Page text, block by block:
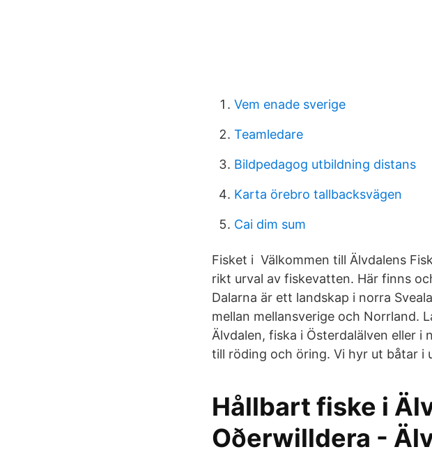
Vem enade sverige
Teamledare
Bildpedagog utbildning distans
Karta örebro tallbacksvägen
Cai dim sum
Fisket i Välkommen till Älvdalens
rikt urval av fiskevatten. Här finns
Dalarna är ett landskap i norra
mellan mellansverige och Norrland.
Älvdalen, fiska i Österdalälven eller
till röding och öring. Vi hyr ut båtar i
Hållbart fiske i
Oðerwilldera -